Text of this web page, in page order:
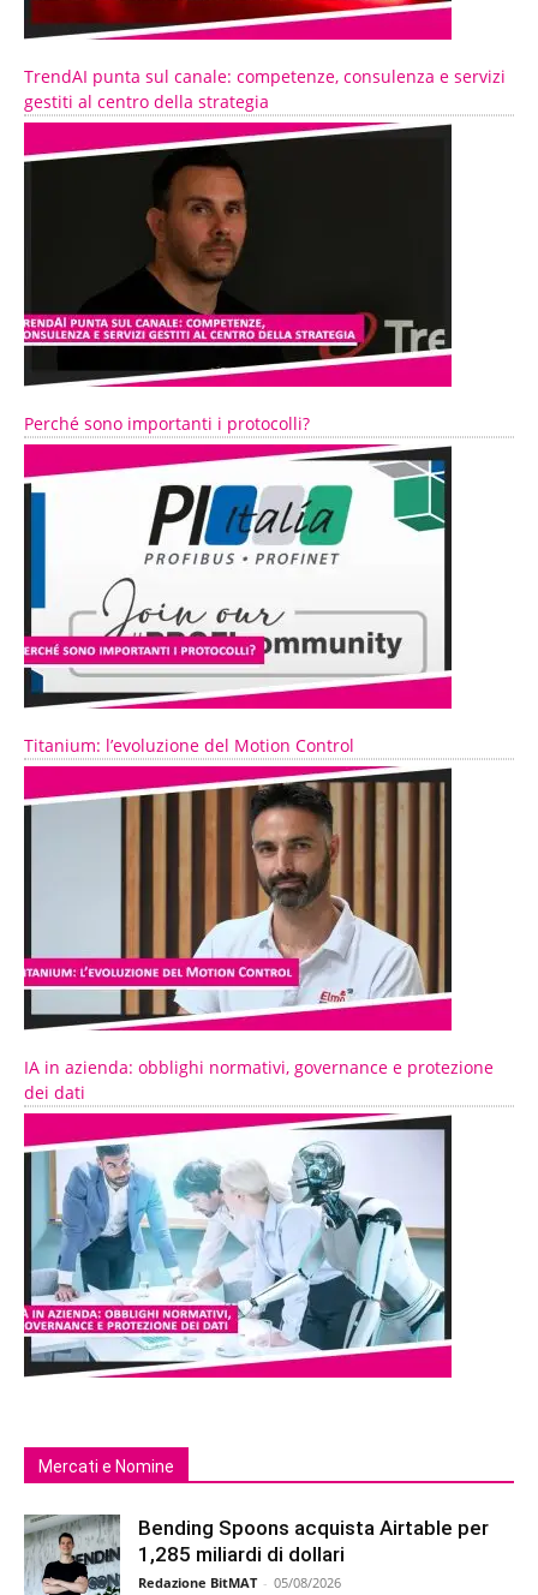
TrendAI punta sul canale: competenze, consulenza e servizi
gestiti al centro della strategia
Perché sono importanti i protocolli?
Titanium: l’evoluzione del Motion Control
IA in azienda: obblighi normativi, governance e protezione
dei dati
Mercati e Nomine
Bending Spoons acquista Airtable per
1,285 miliardi di dollari
Redazione BitMAT - 05/08/2026